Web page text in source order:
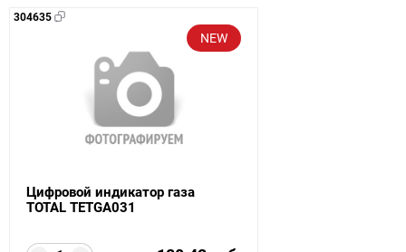
304635
NEW
Цифровой индикатор газа
TOTAL TETGA031